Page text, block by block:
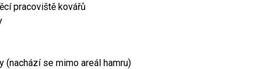
pracoviště kovářů
(nachází se mimo areál hamru)